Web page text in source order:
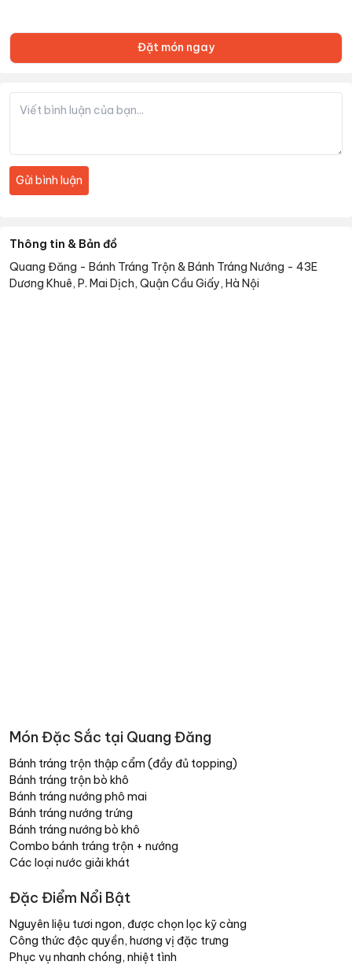
Đặt món ngay
Gửi bình luận
Thông tin & Bản đồ
Quang Đăng - Bánh Tráng Trộn & Bánh Tráng Nướng - 43E
Dương Khuê, P. Mai Dịch, Quận Cầu Giấy, Hà Nội
Món Đặc Sắc tại Quang Đăng
Bánh tráng trộn thập cẩm (đầy đủ topping)
Bánh tráng trộn bò khô
Bánh tráng nướng phô mai
Bánh tráng nướng trứng
Bánh tráng nướng bò khô
Combo bánh tráng trộn + nướng
Các loại nước giải khát
Đặc Điểm Nổi Bật
Nguyên liệu tươi ngon, được chọn lọc kỹ càng
Công thức độc quyền, hương vị đặc trưng
Phục vụ nhanh chóng, nhiệt tình